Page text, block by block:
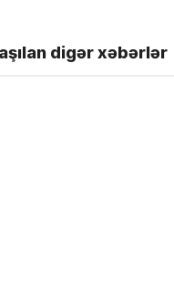
digər xəbərlər